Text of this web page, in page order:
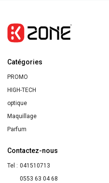
Catégories
PROMO
HIGH-TECH
optique
Maquillage
Parfum
Contactez-nous
Tel : 041510713
0553 63 04 68